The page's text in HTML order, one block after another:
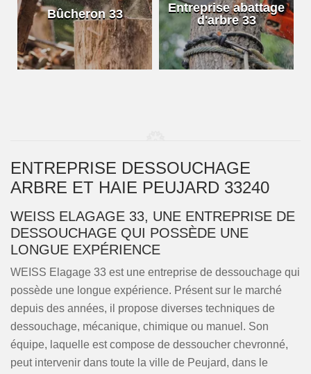
Bûcheron 33
Entreprise abattage
d'arbre 33
ENTREPRISE DESSOUCHAGE
ARBRE ET HAIE PEUJARD 33240
WEISS ELAGAGE 33, UNE ENTREPRISE DE
DESSOUCHAGE QUI POSSÈDE UNE
LONGUE EXPÉRIENCE
WEISS Elagage 33 est une entreprise de dessouchage qui
possède une longue expérience. Présent sur le marché
depuis des années, il propose diverses techniques de
dessouchage, mécanique, chimique ou manuel. Son
équipe, laquelle est compose de dessoucher chevronné,
peut intervenir dans toute la ville de Peujard, dans le